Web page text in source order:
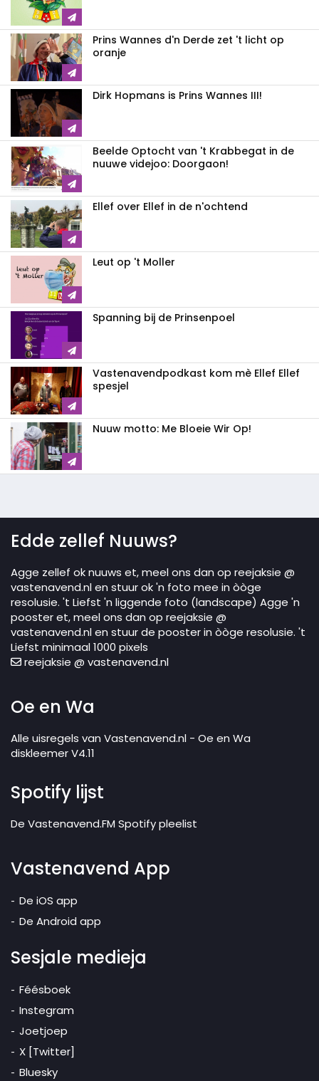
Prins Wannes d'n Derde zet 't licht op
oranje
Dirk Hopmans is Prins Wannes III!
Beelde Optocht van 't Krabbegat in de
nuuwe videjoo: Doorgaon!
Ellef over Ellef in de n'ochtend
Leut op 't Moller
Spanning bij de Prinsenpoel
Vastenavendpodkast kom mè Ellef Ellef
spesjel
Nuuw motto: Me Bloeie Wir Op!
Edde zellef Nuuws?
Agge zellef ok nuuws et, meel ons dan op reejaksie @
vastenavend.nl en stuur ok 'n foto mee in òòge
resolusie. 't Liefst 'n liggende foto (landscape) Agge 'n
pooster et, meel ons dan op reejaksie @
vastenavend.nl en stuur de pooster in òòge resolusie. 't
Liefst minimaal 1000 pixels
reejaksie @ vastenavend.nl
Oe en Wa
Alle uisregels van Vastenavend.nl - Oe en Wa
diskleemer V4.11
Spotify lijst
De Vastenavend.FM Spotify pleelist
Vastenavend App
De iOS app
De Android app
Sesjale medieja
Féésboek
Instegram
Joetjoep
X [Twitter]
Bluesky